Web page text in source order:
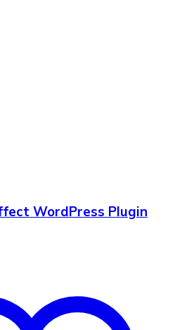
WordPress Plugin